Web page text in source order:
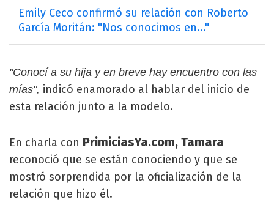
Emily Ceco confirmó su relación con Roberto
García Moritán: "Nos conocimos en..."
"Conocí a su hija y en breve hay encuentro con las
mías", indicó enamorado al hablar del inicio de
esta relación junto a la modelo.
En charla con PrimiciasYa.com, Tamara
reconoció que se están conociendo y que se
mostró sorprendida por la oficialización de la
relación que hizo él.